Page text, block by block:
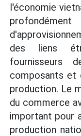
l'économie
des liens
fournisseurs
composants et
production. Le
du commerce
important pour
production